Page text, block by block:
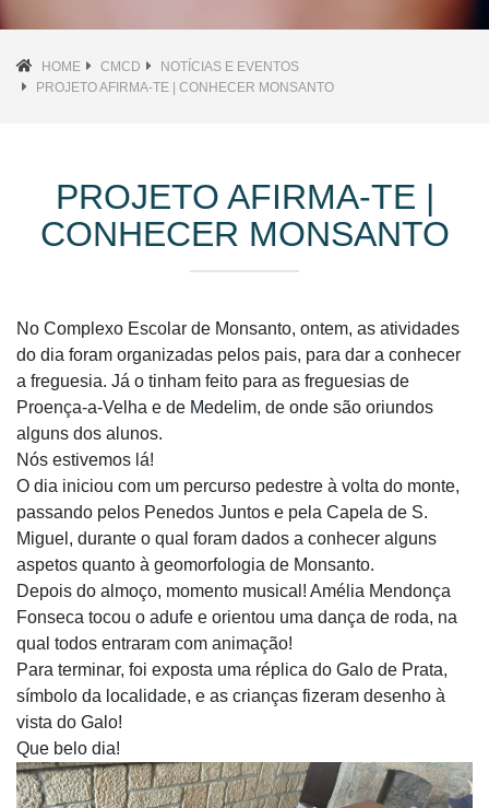
HOME CMCD
NOTÍCIAS E EVENTOS
PROJETO AFIRMA-TE | CONHECER MONSANTO
PROJETO AFIRMA-TE |
CONHECER MONSANTO
No Complexo Escolar de Monsanto, ontem, as atividades
do dia foram organizadas pelos pais, para dar a conhecer
a freguesia. Já o tinham feito para as freguesias de
Proença-a-Velha e de Medelim, de onde são oriundos
alguns dos alunos.
Nós estivemos lá!
O dia iniciou com um percurso pedestre à volta do monte,
passando pelos Penedos Juntos e pela Capela de S.
Miguel, durante o qual foram dados a conhecer alguns
aspetos quanto à geomorfologia de Monsanto.
Depois do almoço, momento musical! Amélia Mendonça
Fonseca tocou o adufe e orientou uma dança de roda, na
qual todos entraram com animação!
Para terminar, foi exposta uma réplica do Galo de Prata,
símbolo da localidade, e as crianças fizeram desenho à
vista do Galo!
Que belo dia!